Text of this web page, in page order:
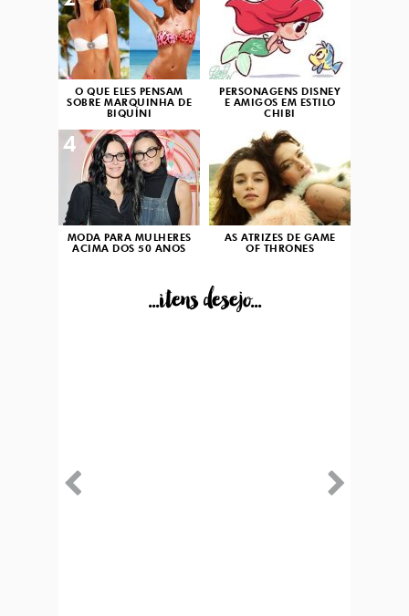
O QUE ELES PENSAM
SOBRE MARQUINHA DE
BIQUÍNI
PERSONAGENS DISNEY
E AMIGOS EM ESTILO
CHIBI
MODA PARA MULHERES
ACIMA DOS 50 ANOS
4
AS ATRIZES DE GAME
OF THRONES
...itens desejo...